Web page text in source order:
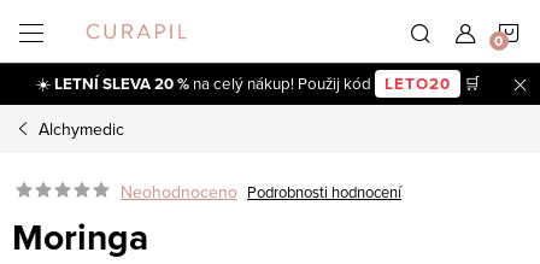
obsah
☀️LETNÍ SLEVA 20 % na celý nákup! Použij kód LETO20 🛒
Alchymedic
Neohodnoceno Podrobnosti hodnocení
Moringa